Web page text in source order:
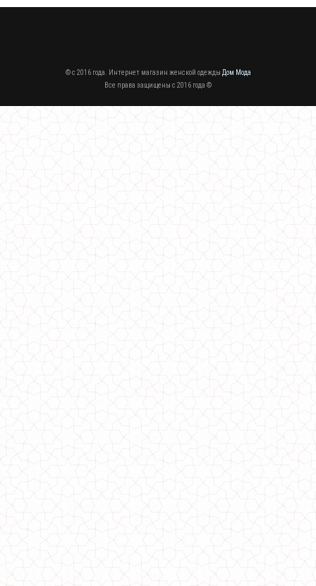
Женское деловое платье до колена с рукавом большого размера
630.00грн.
750.00грн.
Женское деловое платье большого размера
680.00грн.
© c 2016 года. Интернет магазин женской одежды Дом Мода
Все права защищены c 2016 года ©